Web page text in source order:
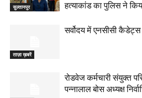
सुल्तानपुर
हत्याकांड का पुलिस ने
ताज़ा ख़बरें
सर्वोदय में एनसीसी
रोडवेज कर्मचारी संयुक्त
पन्नालाल बोस अध्यक्ष